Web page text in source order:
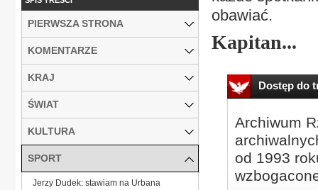
obawiać.
Kapitan...
Dostęp do
Archiwum
od 1993
PIERWSZA STRONA
KOMENTARZE
KRAJ
ŚWIAT
KULTURA
SPORT
Jerzy Dudek: stawiam na Urbana